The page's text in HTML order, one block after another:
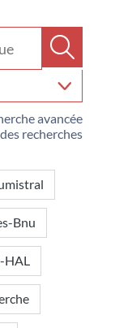
avancée
recherches
Bnu
HAL